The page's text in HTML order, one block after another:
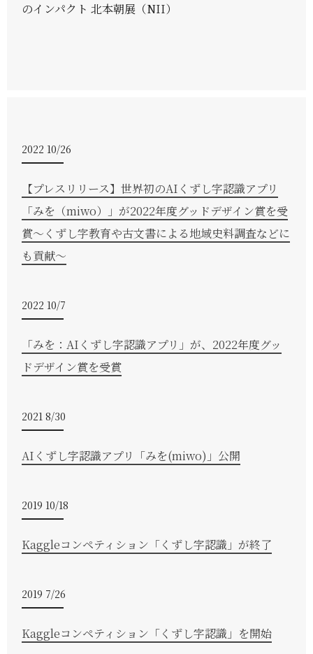
のインパクト 北本朝展（NII）
2022 10/26
【プレスリリース】世界初のAIくずし字認識アプリ
「みを（miwo）」が2022年度グッドデザイン賞を受
賞～くずし字教育や古文書による地域史料調査などに
も貢献～
2022 10/7
「みを：AIくずし字認識アプリ」が、2022年度グッ
ドデザイン賞を受賞
2021 8/30
AIくずし字認識アプリ「みを(miwo)」公開
2019 10/18
Kaggleコンペティション「くずし字認識」が終了
2019 7/26
Kaggleコンペティション「くずし字認識」を開始